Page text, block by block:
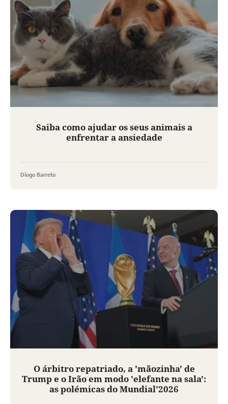
Saiba como ajudar os seus animais a
enfrentar a ansiedade
Diogo Barreto
O árbitro repatriado, a 'mãozinha' de
Trump e o Irão em modo 'elefante na sala':
as polémicas do Mundial'2026